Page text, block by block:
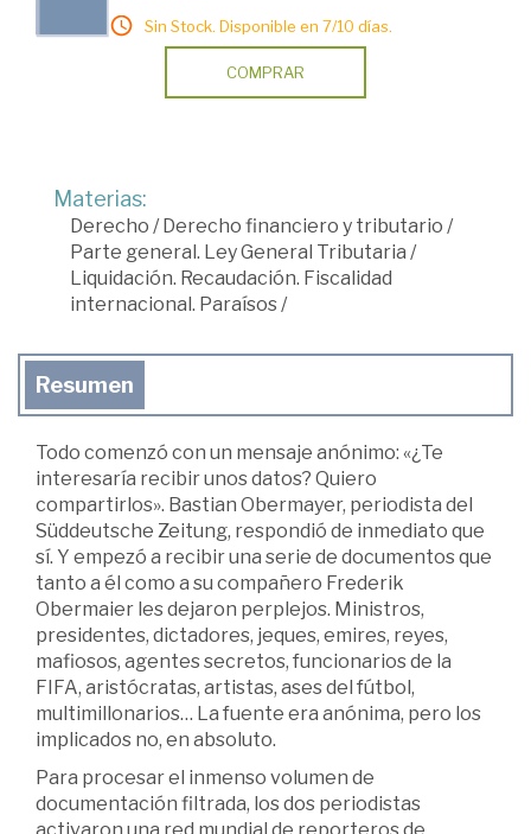
Sin Stock. Disponible en 7/10 días.
COMPRAR
Materias:
Derecho /Derecho financiero y tributario /
Parte general. Ley General Tributaria /
Liquidación. Recaudación. Fiscalidad
internacional. Paraísos /
Resumen
Todo comenzó con un mensaje anónimo: «¿Te
interesaría recibir unos datos? Quiero
compartirlos». Bastian Obermayer, periodista del
Süddeutsche Zeitung, respondió de inmediato que
sí. Y empezó a recibir una serie de documentos que
tanto a él como a su compañero Frederik
Obermaier les dejaron perplejos. Ministros,
presidentes, dictadores, jeques, emires, reyes,
mafiosos, agentes secretos, funcionarios de la
FIFA, aristócratas, artistas, ases del fútbol,
multimillonarios… La fuente era anónima, pero los
implicados no, en absoluto.
Para procesar el inmenso volumen de
documentación filtrada, los dos periodistas